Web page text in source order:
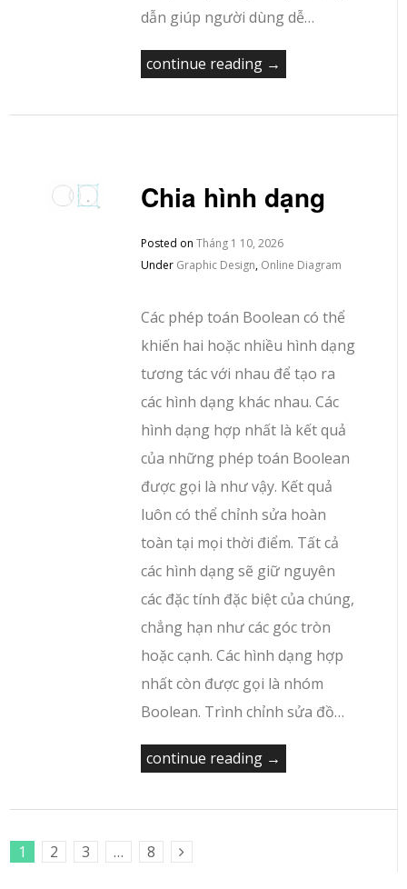
dẫn giúp người dùng dễ…
continue reading →
Chia hình dạng
Posted on Tháng 1 10, 2026
Under Graphic Design, Online Diagram
Các phép toán Boolean có thể
khiến hai hoặc nhiều hình dạng
tương tác với nhau để tạo ra
các hình dạng khác nhau. Các
hình dạng hợp nhất là kết quả
của những phép toán Boolean
được gọi là như vậy. Kết quả
luôn có thể chỉnh sửa hoàn
toàn tại mọi thời điểm. Tất cả
các hình dạng sẽ giữ nguyên
các đặc tính đặc biệt của chúng,
chẳng hạn như các góc tròn
hoặc cạnh. Các hình dạng hợp
nhất còn được gọi là nhóm
Boolean. Trình chỉnh sửa đồ…
continue reading →
1 2 3 …
8